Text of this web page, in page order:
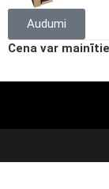
Audumi
Cena var